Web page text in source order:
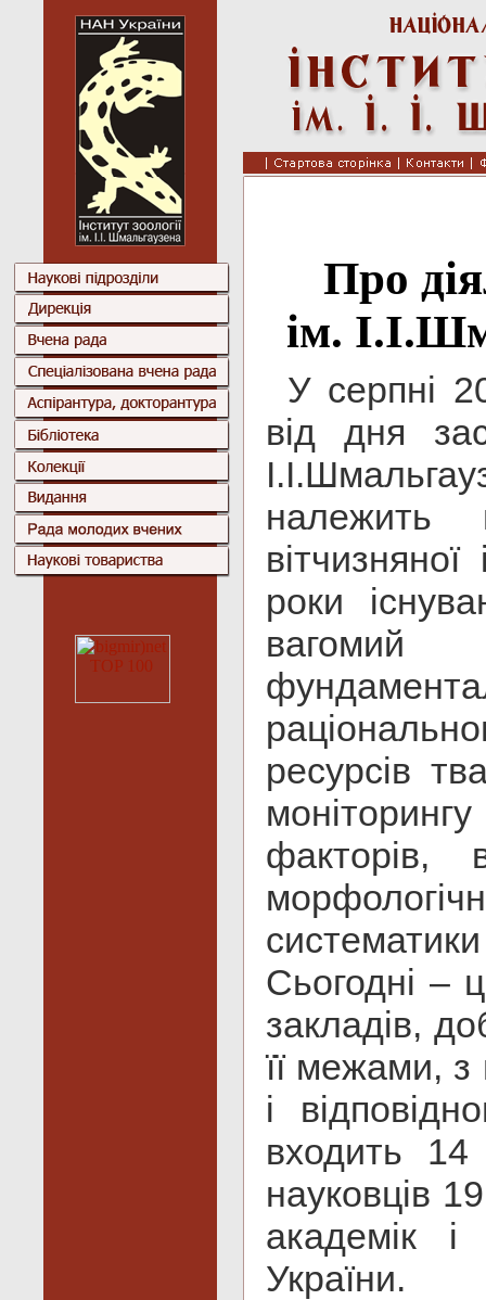
Про
ім.
У серпні
від дня
належить
роки
ресурсів
факторів,
Сьогодні –
закладів,
її межами,
і
входить 14
науковців
академік
України.